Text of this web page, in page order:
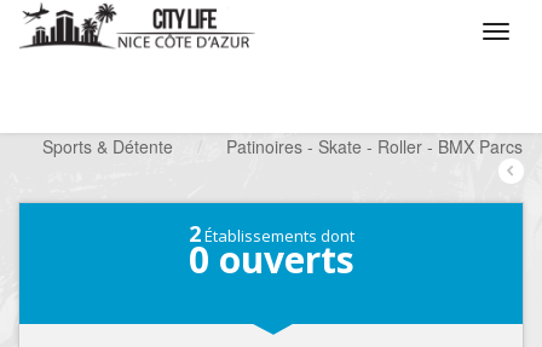
Sports & Détente
/ Patinoires - Skate - Roller - BMX Parcs
2Établissements dont
0 ouverts